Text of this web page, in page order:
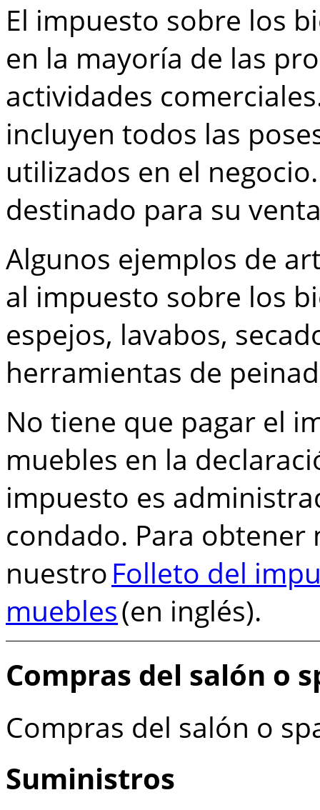
El impuesto sobre los
en la mayoría de las
actividades
incluyen todos las
utilizados en el
destinado para su
Algunos ejemplos de
al impuesto sobre los
espejos, lavabos,
herramientas de
No tiene que pagar el
muebles en la
impuesto es
condado. Para
nuestroFolleto del
muebles(en inglés).
Compras del salón o
Compras del salón o
Suministros